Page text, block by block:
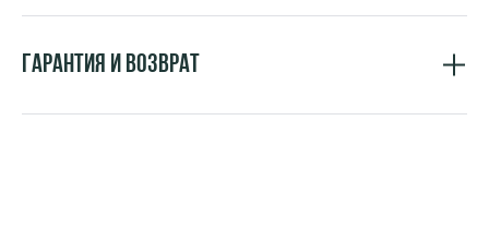
Гарантия и возврат